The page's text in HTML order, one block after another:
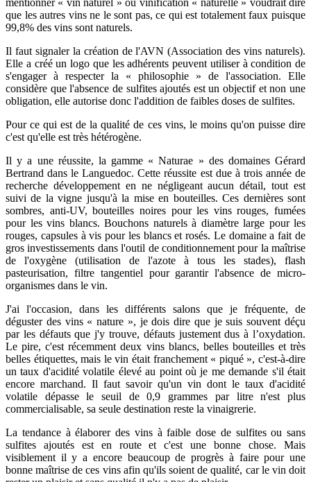
mentionner « vin naturel » ou vinification « naturelle » voudrait dire
que les autres vins ne le sont pas, ce qui est totalement faux puisque
99,8% des vins sont naturels.
Il faut signaler la création de l'AVN (Association des vins naturels).
Elle a créé un logo que les adhérents peuvent utiliser à condition de
s'engager à respecter la « philosophie » de l'association. Elle
considère que l'absence de sulfites ajoutés est un objectif et non une
obligation, elle autorise donc l'addition de faibles doses de sulfites.
Pour ce qui est de la qualité de ces vins, le moins qu'on puisse dire
c'est qu'elle est très hétérogène.
Il y a une réussite, la gamme « Naturae » des domaines Gérard
Bertrand dans le Languedoc. Cette réussite est due à trois année de
recherche développement en ne négligeant aucun détail, tout est
suivi de la vigne jusqu'à la mise en bouteilles. Ces dernières sont
sombres, anti-UV, bouteilles noires pour les vins rouges, fumées
pour les vins blancs. Bouchons naturels à diamètre large pour les
rouges, capsules à vis pour les blancs et rosés. Le domaine a fait de
gros investissements dans l'outil de conditionnement pour la maîtrise
de l'oxygène (utilisation de l'azote à tous les stades), flash
pasteurisation, filtre tangentiel pour garantir l'absence de micro-
organismes dans le vin.
J'ai l'occasion, dans les différents salons que je fréquente, de
déguster des vins « nature », je dois dire que je suis souvent déçu
par les défauts que j'y trouve, défauts justement dus à l’oxydation.
Le pire, c'est récemment deux vins blancs, belles bouteilles et très
belles étiquettes, mais le vin était franchement « piqué », c'est-à-dire
un taux d'acidité volatile élevé au point où je me demande s'il était
encore marchand. Il faut savoir qu'un vin dont le taux d'acidité
volatile dépasse le seuil de 0,9 grammes par litre n'est plus
commercialisable, sa seule destination reste la vinaigrerie.
La tendance à élaborer des vins à faible dose de sulfites ou sans
sulfites ajoutés est en route et c'est une bonne chose. Mais
visiblement il y a encore beaucoup de progrès à faire pour une
bonne maîtrise de ces vins afin qu'ils soient de qualité, car le vin doit